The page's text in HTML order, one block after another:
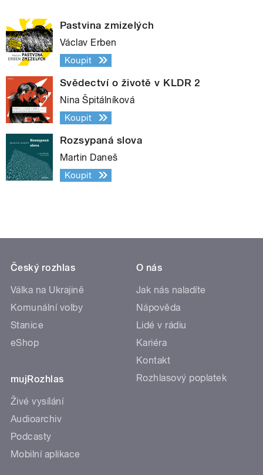
Pastvina zmizelých
Václav Erben
Koupit
Svědectví o životě v KLDR 2
Nina Špitálníková
Koupit
Rozsypaná slova
Martin Daneš
Koupit
Český rozhlas
Válka na Ukrajině
Komunální volby
Stanice
eShop
mujRozhlas
Živé vysílání
Audioarchiv
Podcasty
Mobilní aplikace
O nás
Jak nás naladíte
Nápověda
Lidé v rádiu
Kariéra
Kontakt
Rozhlasový poplatek